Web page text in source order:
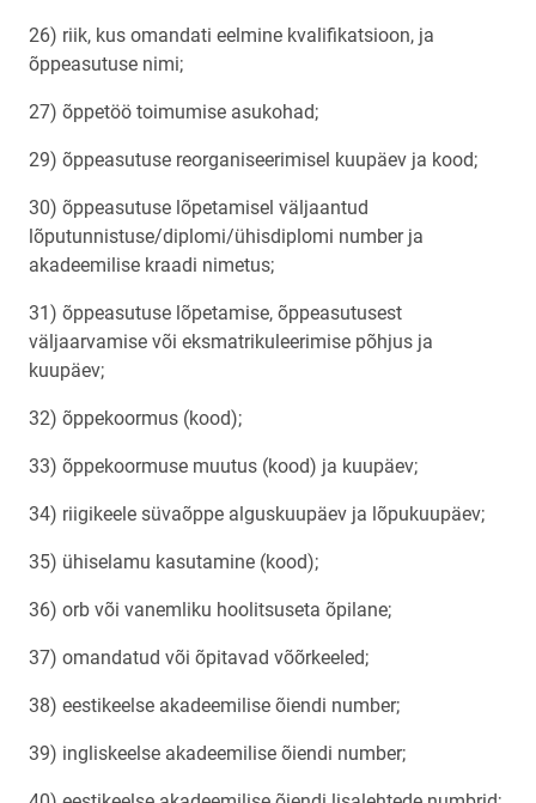
26) riik, kus omandati eelmine kvalifikatsioon, ja
õppeasutuse nimi;
27) õppetöö toimumise asukohad;
29) õppeasutuse reorganiseerimisel kuupäev ja kood;
30) õppeasutuse lõpetamisel väljaantud
lõputunnistuse/diplomi/ühisdiplomi number ja
akadeemilise kraadi nimetus;
31) õppeasutuse lõpetamise, õppeasutusest
väljaarvamise või eksmatrikuleerimise põhjus ja
kuupäev;
32) õppekoormus (kood);
33) õppekoormuse muutus (kood) ja kuupäev;
34) riigikeele süvaõppe alguskuupäev ja lõpukuupäev;
35) ühiselamu kasutamine (kood);
36) orb või vanemliku hoolitsuseta õpilane;
37) omandatud või õpitavad võõrkeeled;
38) eestikeelse akadeemilise õiendi number;
39) ingliskeelse akadeemilise õiendi number;